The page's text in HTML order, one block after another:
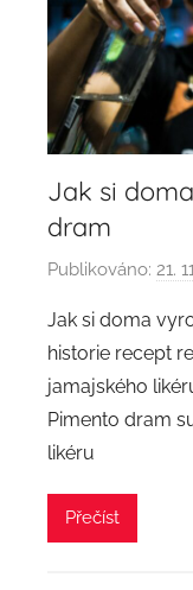
Jak si
dram
Publikováno: 21.
Jak si doma
historie recept
jamajského
Pimento dram
likéru
Přečíst